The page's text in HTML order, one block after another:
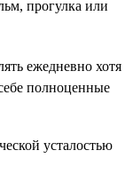
прогулка или
ежедневно хотя
полноценные